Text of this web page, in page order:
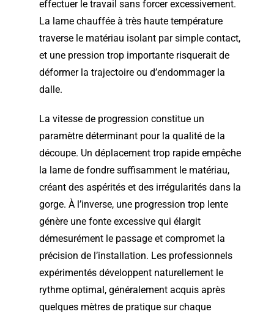
effectuer le travail sans forcer excessivement.
La lame chauffée à très haute température
traverse le matériau isolant par simple contact,
et une pression trop importante risquerait de
déformer la trajectoire ou d’endommager la
dalle.
La vitesse de progression constitue un
paramètre déterminant pour la qualité de la
découpe. Un déplacement trop rapide empêche
la lame de fondre suffisamment le matériau,
créant des aspérités et des irrégularités dans la
gorge. À l’inverse, une progression trop lente
génère une fonte excessive qui élargit
démesurément le passage et compromet la
précision de l’installation. Les professionnels
expérimentés développent naturellement le
rythme optimal, généralement acquis après
quelques mètres de pratique sur chaque